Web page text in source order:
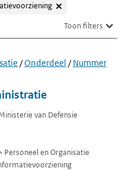
Toon filters
/Onderdeel /Nummer
van Defensie
Personeel en Organisatie